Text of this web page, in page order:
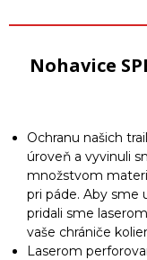
Nohavice
Ochranu našich
úroveň a vyvinuli
množstvom
pri páde. Aby sme
pridali sme
vaše chrániče
Laserom